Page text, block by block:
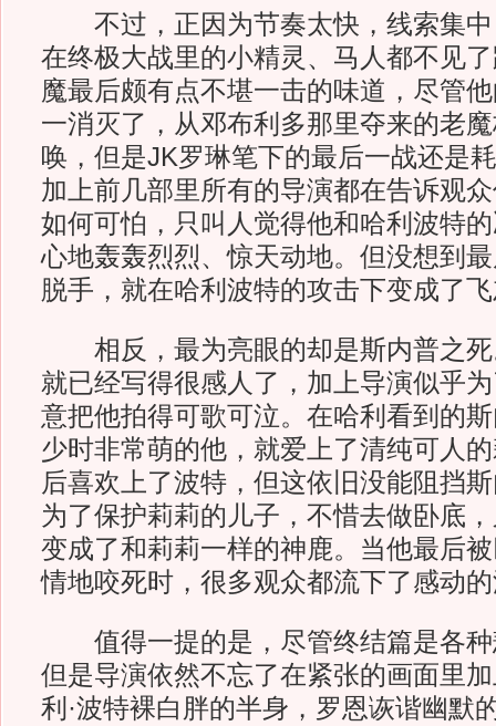
不过，正因为节奏太快，线索集中
在终极大战里的小精灵、马人都不见
魔最后颇有点不堪一击的味道，尽管
一消灭了，从邓布利多那里夺来的老
唤，但是JK罗琳笔下的最后一战还是
加上前几部里所有的导演都在告诉观
如何可怕，只叫人觉得他和哈利波特
心地轰轰烈烈、惊天动地。但没想到
脱手，就在哈利波特的攻击下变成了
相反，最为亮眼的却是斯内普之死
就已经写得很感人了，加上导演似乎
意把他拍得可歌可泣。在哈利看到的
少时非常萌的他，就爱上了清纯可人
后喜欢上了波特，但这依旧没能阻挡
为了保护莉莉的儿子，不惜去做卧底
变成了和莉莉一样的神鹿。当他最后
情地咬死时，很多观众都流下了感动
值得一提的是，尽管终结篇是各种
但是导演依然不忘了在紧张的画面里
利·波特裸白胖的半身，罗恩诙谐幽默